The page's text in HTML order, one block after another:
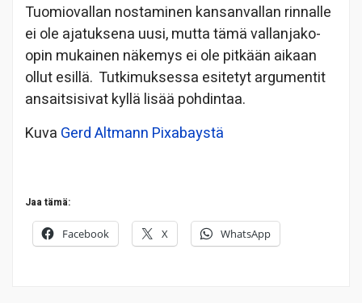
Tuomiovallan nostaminen kansanvallan rinnalle
ei ole ajatuksena uusi, mutta tämä vallanjako-
opin mukainen näkemys ei ole pitkään aikaan
ollut esillä. Tutkimuksessa esitetyt argumentit
ansaitsisivat kyllä lisää pohdintaa.
Kuva Gerd Altmann Pixabaystä
Jaa tämä:
Facebook X WhatsApp